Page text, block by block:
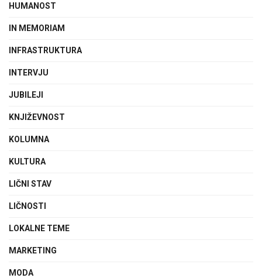
HUMANOST
IN MEMORIAM
INFRASTRUKTURA
INTERVJU
JUBILEJI
KNJIŽEVNOST
KOLUMNA
KULTURA
LIČNI STAV
LIČNOSTI
LOKALNE TEME
MARKETING
MODA